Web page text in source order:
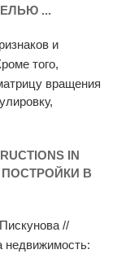
...
и
того,
вращения
IN
В
//
недвижимость: